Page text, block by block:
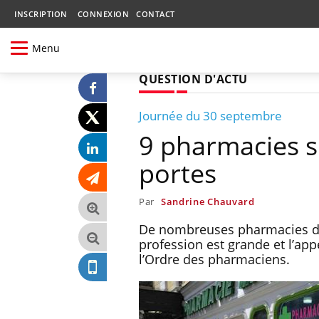
INSCRIPTION CONNEXION CONTACT
Menu
QUESTION D'ACTU
Journée du 30 septembre
9 pharmacies
portes
Par Sandrine Chauvard
De nombreuses pharmacies
profession est grande et
l’Ordre des pharmaciens.